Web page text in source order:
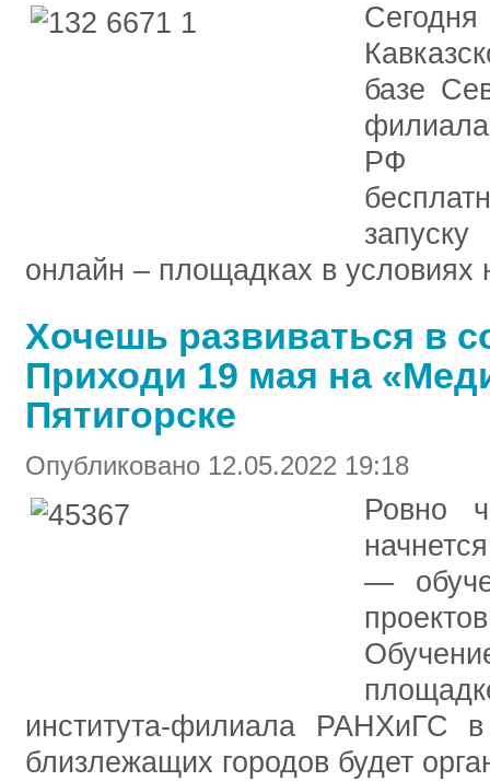
базе
РФ
онлайн – площадках в условиях
Хочешь развиваться в
Приходи 19 мая на
Пятигорске
Опубликовано 12.05.2022 19:18
Ровно
—
института-филиала РАНХиГС
близлежащих городов будет